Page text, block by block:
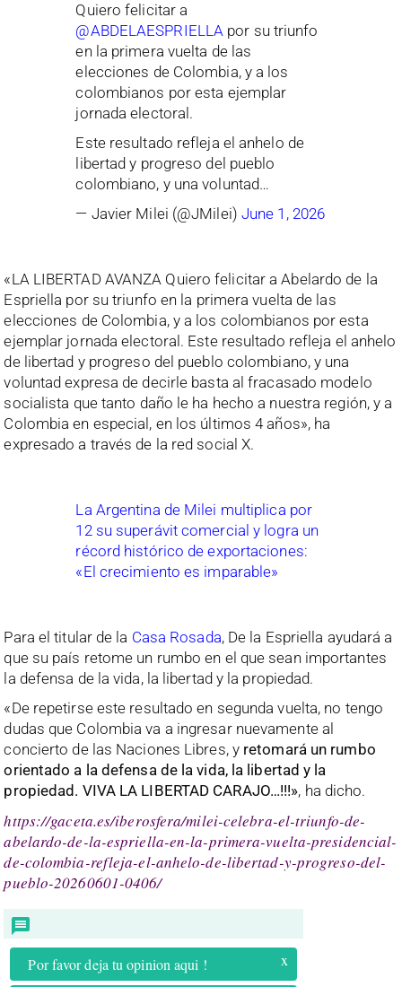
Quiero felicitar a
@ABDELAESPRIELLA por su triunfo
en la primera vuelta de las
elecciones de Colombia, y a los
colombianos por esta ejemplar
jornada electoral.
Este resultado refleja el anhelo de
libertad y progreso del pueblo
colombiano, y una voluntad…
— Javier Milei (@JMilei) June 1, 2026
«LA LIBERTAD AVANZA Quiero felicitar a Abelardo de la
Espriella por su triunfo en la primera vuelta de las
elecciones de Colombia, y a los colombianos por esta
ejemplar jornada electoral. Este resultado refleja el anhelo
de libertad y progreso del pueblo colombiano, y una
voluntad expresa de decirle basta al fracasado modelo
socialista que tanto daño le ha hecho a nuestra región, y a
Colombia en especial, en los últimos 4 años», ha
expresado a través de la red social X.
La Argentina de Milei multiplica por
12 su superávit comercial y logra un
récord histórico de exportaciones:
«El crecimiento es imparable»
Para el titular de la Casa Rosada, De la Espriella ayudará a
que su país retome un rumbo en el que sean importantes
la defensa de la vida, la libertad y la propiedad.
«De repetirse este resultado en segunda vuelta, no tengo
dudas que Colombia va a ingresar nuevamente al
concierto de las Naciones Libres, yretomará un rumbo
orientado a la defensa de la vida, la libertad y la
propiedad. VIVA LA LIBERTAD CARAJO…!!!», ha dicho.
https://gaceta.es/iberosfera/milei-celebra-el-triunfo-de-
abelardo-de-la-espriella-en-la-primera-vuelta-presidencial-
de-colombia-refleja-el-anhelo-de-libertad-y-progreso-del-
pueblo-20260601-0406/
Por favor deja tu opinion aqui ! x